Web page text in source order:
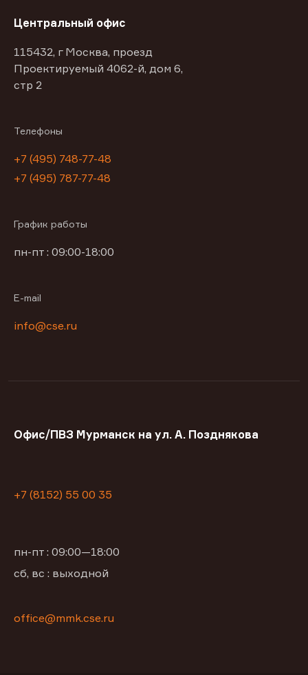
Центральный офис
115432, г Москва, проезд
Проектируемый 4062-й, дом 6,
стр 2
Телефоны
+7 (495) 748-77-48
+7 (495) 787-77-48
График работы
пн-пт : 09:00-18:00
E-mail
info@cse.ru
Офис/ПВЗ Мурманск на ул. А. Позднякова
+7 (8152) 55 00 35
пн-пт : 09:00—18:00
сб, вс : выходной
office@mmk.cse.ru